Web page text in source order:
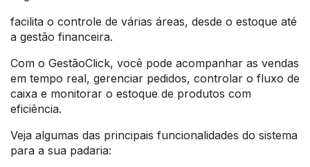
facilita o controle de várias áreas, desde o estoque até
a gestão financeira.
Com o GestãoClick, você pode acompanhar as vendas
em tempo real, gerenciar pedidos, controlar o fluxo de
caixa e monitorar o estoque de produtos com
eficiência.
Veja algumas das principais funcionalidades do sistema
para a sua padaria: